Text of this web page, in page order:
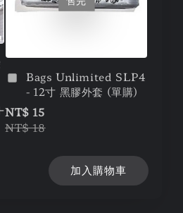
Bags Unlimited SLP4
- 12寸 黑膠外套 (單購)
NT$ 15
NT$ 18
加入購物車